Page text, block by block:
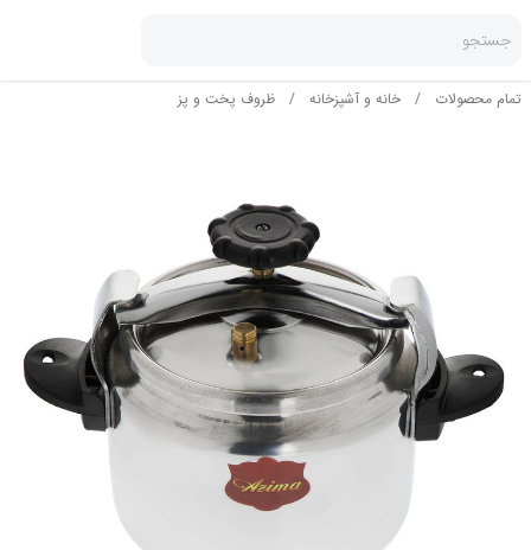
جستجو
تمام محصولات / خانه و آشپزخانه / ظروف پخت و پز